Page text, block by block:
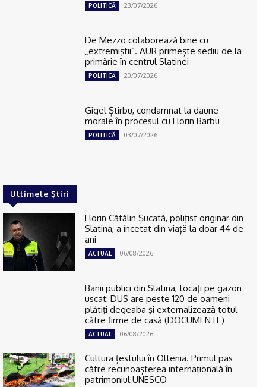
POLITICĂ 23/07/2026
De Mezzo colaborează bine cu
„extremiştii“. AUR primește sediu de la
primărie în centrul Slatinei
POLITICĂ 20/07/2026
Gigel Știrbu, condamnat la daune
morale în procesul cu Florin Barbu
POLITICĂ 03/07/2026
Ultimele Știri
Florin Cătălin Șucată, poliţist originar din
Slatina, a încetat din viață la doar 44 de
ani
ACTUAL 06/08/2026
Banii publici din Slatina, tocaţi pe gazon
uscat: DUS are peste 120 de oameni
plătiţi degeaba şi externalizează totul
către firme de casă (DOCUMENTE)
ACTUAL 06/08/2026
Cultura țestului în Oltenia. Primul pas
către recunoașterea internațională în
patrimoniul UNESCO